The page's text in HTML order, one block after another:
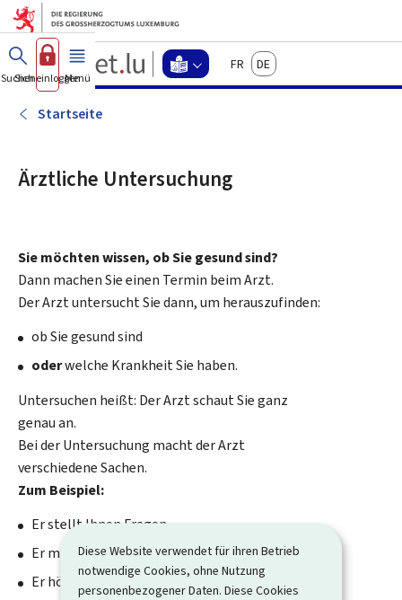
Diese Website verwendet für ihren Betrieb
notwendige Cookies, ohne Nutzung
personenbezogener Daten. Diese Cookies
Zum Hauptmenü
Zum Inhalt
Guichet.lu
Changer
d'espace
actif
FrançaisDeutsch
Suchen
Sich einloggen
Menü Haupt-
Startseite
Ärztliche Untersuchung
Sie möchten wissen, ob Sie gesund sind?
Dann machen Sie einen Termin beim Arzt.
Der Arzt untersucht Sie dann, um herauszufinden:
ob Sie gesund sind
oderwelche Krankheit Sie haben.
Untersuchen heißt: Der Arzt schaut Sie ganz
genau an.
Bei der Untersuchung macht der Arzt
verschiedene Sachen.
Zum Beispiel:
Er stellt Ihnen Fragen.
Er misst Ihren Puls.
Er hört Ihr Herz und Ihre Lunge ab.